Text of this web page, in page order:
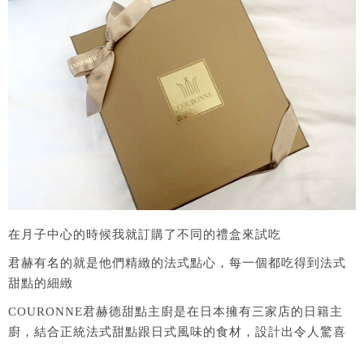
在月子中心的時候我就訂購了不同的禮盒來試吃
君赫有名的就是他們精緻的法式點心，每一個都吃得到法式
甜點的細緻
COURONNE君赫德甜點主廚是在日本擁有三家店的日籍主
廚，結合正統法式甜點跟日式風味的食材，設計出令人驚喜